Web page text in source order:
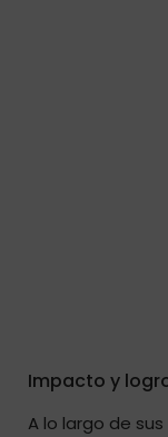
Impacto y
A lo largo de